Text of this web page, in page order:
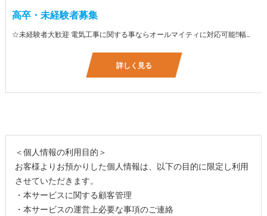
高卒・未経験者募集
☆未経験者大歓迎 電気工事に関する事ならオールマイティに対応可能‼幅広く技術を身に付けて頂けます（室内配線・室外配線、スイッチコンセント取付け、照明器具取付け、配電盤取付け、エアコン取付け、LANケーブル配線、アンテナ取付けなど） 先輩社員が一から指導を行うため未経験の方でも安心して働いていただけます♪ ☆資格支援制度あり 実績があるからこそ社内で教習と経験を積んでいただくことで資格を当社で発行できることができます。 【工具支給致します】 また新品工具と新品作業服を完全支給を致します。 高品質の作業服と工具入社してくれた方には支給致します♪
詳しく見る
＜個人情報の利用目的＞
お客様よりお預かりした個人情報は、以下の目的に限定し利用
させていただきます。
・本サービスに関する顧客管理
・本サービスの運営上必要な事項のご連絡